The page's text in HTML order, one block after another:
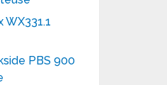
WX331.1
PBS 900